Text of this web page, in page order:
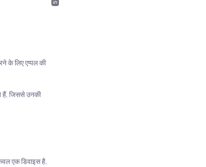
के लिए एप्पल की
हैं, जिससे उनकी
एक डिवाइस है,